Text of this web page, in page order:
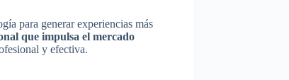
para generar experiencias más
que impulsa el mercado
y efectiva.